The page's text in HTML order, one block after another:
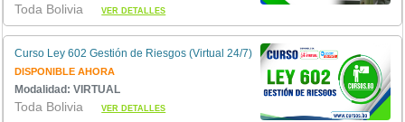
Toda BoliviaVER DETALLES
Curso Ley 602 Gestión de Riesgos (Virtual 24/7)
DISPONIBLE AHORA
Modalidad: VIRTUAL
Toda BoliviaVER DETALLES